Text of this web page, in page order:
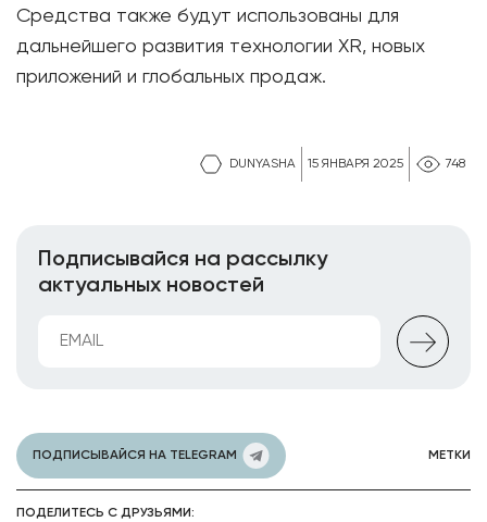
DUNYASHA 15 ЯНВАРЯ 2025 748
Средства также будут использованы для
дальнейшего развития технологии XR, новых
приложений и глобальных продаж.
Подписывайся на рассылку
актуальных новостей
ПОДПИСЫВАЙСЯ НА TELEGRAM МЕТКИ
ПОДЕЛИТЕСЬ С ДРУЗЬЯМИ: